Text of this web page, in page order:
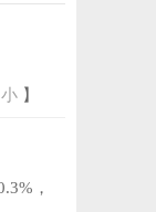
小 】
，